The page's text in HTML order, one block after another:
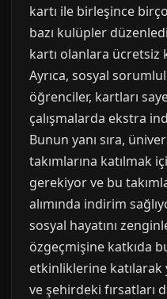
kartı ile birleşince
bazı kulüpler
kartı olanlara ücretsiz
Ayrıca, sosyal
öğrenciler, kartları
çalışmalarda ekstra
Bunun yanı sıra,
takımlarına katılmak
gerekiyor ve bu
alımında indirim
sosyal hayatını
özgeçmişine katkıda
etkinliklerine
ve şehirdeki fırsatları